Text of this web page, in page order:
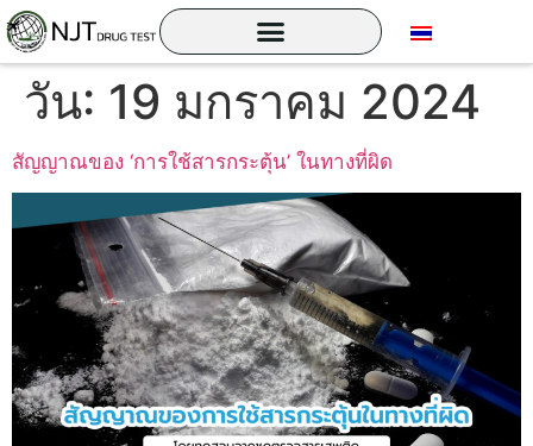
วัน: 19 มกราคม 2024
สัญญาณของ ‘การใช้สารกระตุ้น’ ในทางที่ผิด